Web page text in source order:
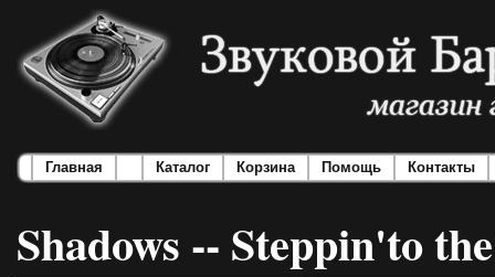
Главная Каталог Корзина Помощь Контакты
Shadows -- Steppin'to